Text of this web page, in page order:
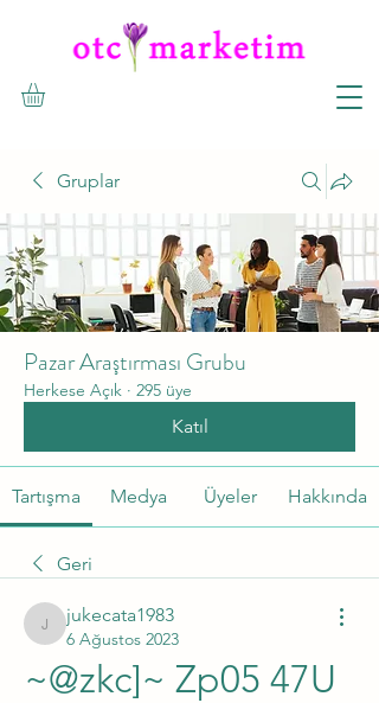
Gruplar
Pazar Araştırması Grubu
Herkese Açık · 295 üye
Katıl
Tartışma Medya Üyeler Hakkında
Geri
jukecata1983
jukecata1983
6 Ağustos 2023
~@zkc]~ Zp05 47U